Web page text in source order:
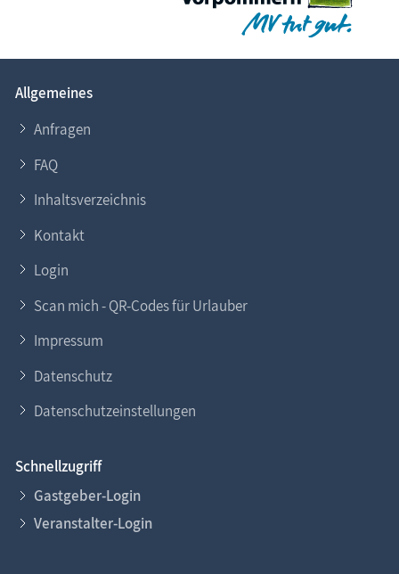
Allgemeines
Anfragen
FAQ
Inhaltsverzeichnis
Kontakt
Login
Scan mich - QR-Codes für Urlauber
Impressum
Datenschutz
Datenschutzeinstellungen
Schnellzugriff
Gastgeber-Login
Veranstalter-Login